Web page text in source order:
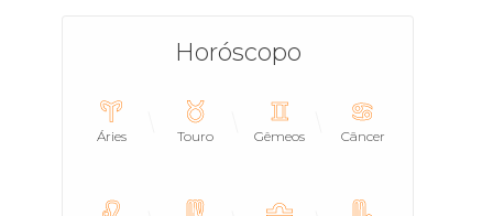
Horóscopo
Áries Touro Gêmeos Câncer